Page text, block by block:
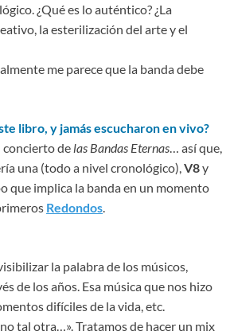
¿Qué es lo auténtico? ¿La
la esterilización del arte y el
me parece que la banda debe
libro, y jamás escucharon en vivo?
concierto de las Bandas Eternas… así que,
una (todo a nivel cronológico),V8y
que implica la banda en un momento
Redondos.
la palabra de los músicos,
de los años. Esa música que nos hizo
difíciles de la vida, etc.
tal otra…». Tratamos de hacer un mix